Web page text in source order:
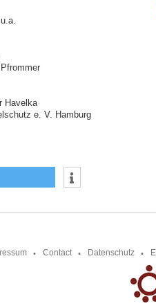
Havelka
e. V. Hamburg
Contact Datenschutz